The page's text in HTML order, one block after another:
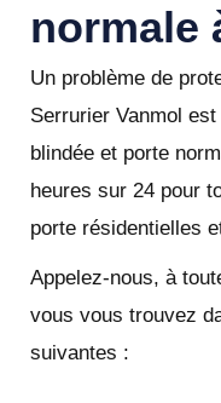
normale
Un problème de
Serrurier Vanmol
blindée et porte
heures sur 24 pour
porte résidentielles
Appelez-nous, à
vous vous trouvez
suivantes :